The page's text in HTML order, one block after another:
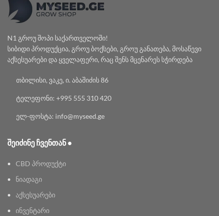
N1 გროუ შოპი საქართველოში!
სიბიდი პროდუქცია, გროუ ბოქსები, გროუ განათება, მოსაწევი
აქსესუარები და ყველაფერი, რაც შენს მცენარეს სჭირდება
თბილისი, ვაკე, ი. აბაშიძის 86
ტელეფონი: +995 555 310 420
ელ-ფოსტა: info@myseed.ge
ᲨᲔᲘᲫᲘᲜᲔ ᲩᲕᲔᲜᲗᲐᲜ •
CBD პროდუქტი
ნიადაგი
აქსესუარები
ინვენტარი